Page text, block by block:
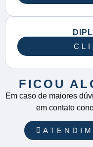
FICOU
Em caso de maiores
em contato